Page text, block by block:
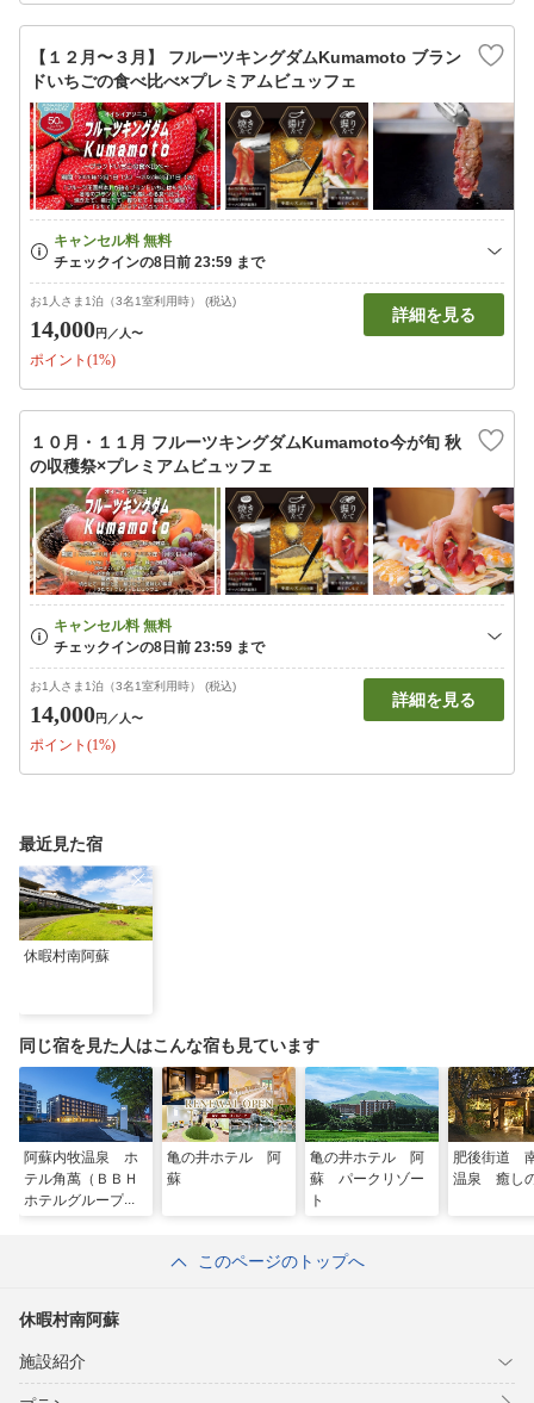
【１２月〜３月】 フルーツキングダムKumamoto ブラン
ドいちごの食べ比べ×プレミアムビュッフェ
お1人さま1泊（3名1室利用時） (税込)
14,000円 ／人〜
ポイント(1%)
詳細を見る
１０月・１１月 フルーツキングダムKumamoto今が旬 秋
の収穫祭×プレミアムビュッフェ
お1人さま1泊（3名1室利用時） (税込)
14,000円 ／人〜
ポイント(1%)
詳細を見る
最近見た宿
休暇村南阿蘇
同じ宿を見た人はこんな宿も見ています
阿蘇内牧温泉 ホ
テル角萬（ＢＢＨ
ホテルグループ）
亀の井ホテル 阿
蘇
亀の井ホテル 阿
蘇 パークリゾー
ト
肥後街道
温泉 癒し
このページのトップへ
休暇村南阿蘇
施設紹介